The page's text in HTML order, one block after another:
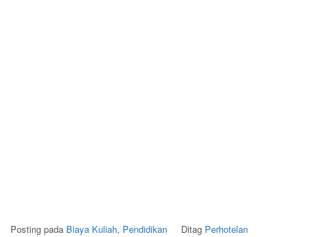
Posting pada Biaya Kuliah, Pendidikan Ditag Perhotelan